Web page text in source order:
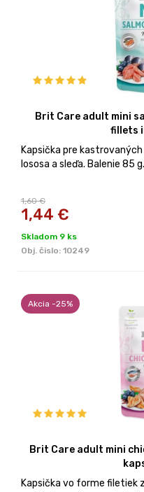
Brit Care adult mini
fillets
Kapsička pre
lososa a sleďa. Balenie 85 g.
1,60 €
1,44 €
Skladom 9 ks
Obj. čislo: 10249
Akcia -25%
Brit Care adult mini
Kapsička vo forme filetiek